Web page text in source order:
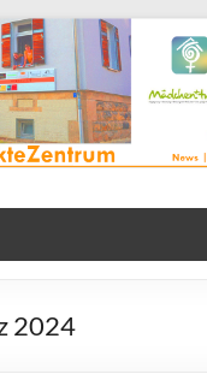
| Projekte | Beratung
| Räume für alle |
2024